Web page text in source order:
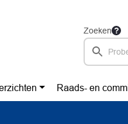
Zoeken
Raads- en